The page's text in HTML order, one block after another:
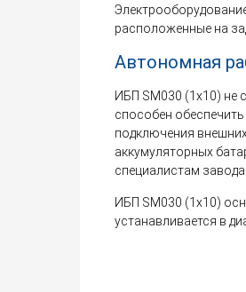
расположенные на
Автономная
ИБП SM030 (1x10) не
способен
подключения
аккумуляторных
специалистам
ИБП SM030 (1x10)
устанавливается в